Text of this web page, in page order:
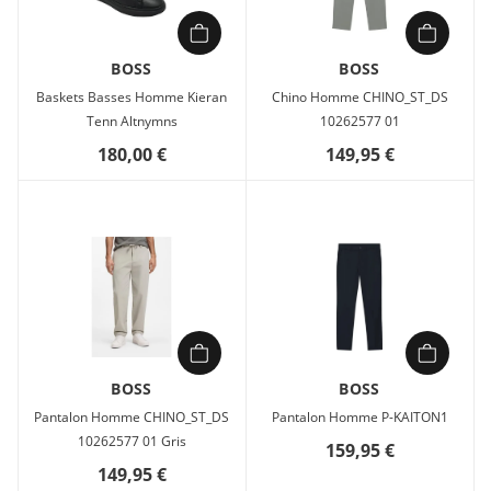
BOSS
Baskets Basses Homme Kieran
Tenn Altnymns
180,00 €
BOSS
Chino Homme CHINO_ST_DS
10262577 01
149,95 €
BOSS
Pantalon Homme CHINO_ST_DS
10262577 01 Gris
149,95 €
BOSS
Pantalon Homme P-KAITON1
159,95 €